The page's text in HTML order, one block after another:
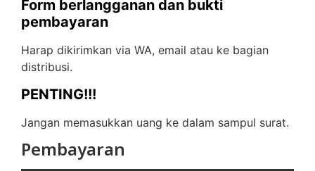
Form berlangganan dan bukti
pembayaran
Harap dikirimkan via WA, email atau ke bagian
distribusi.
PENTING!!!
Jangan memasukkan uang ke dalam sampul surat.
Pembayaran